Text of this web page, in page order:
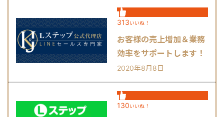
313いいね！
お客様の売上増加＆業務
効率をサポートします！
2020年8月8日
130いいね！